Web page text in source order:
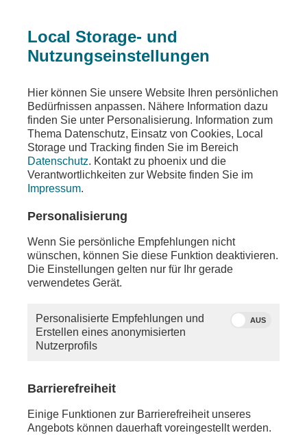
Report Globale Flucht
Klimawandel und Flucht
Der Report Globale Flucht 2026 wird am Montag,
(Universität Erlangen-Nürnberg), Franck Düvell
(BICC - Bonn International Centre for Conflict
Studie) vorgestellt. Der Report Globale Flucht
wird jährlich veröffentlicht. Der Schwerpunkt des
diesjährigen Reports ist das Wechselverhältnis
Local Storage- und
Nutzungseinstellungen
Hier können Sie unsere Website Ihren persönlichen
Bedürfnissen anpassen. Nähere Information dazu
finden Sie unter Personalisierung. Information zum
Thema Datenschutz, Einsatz von Cookies, Local
Storage und Tracking finden Sie im Bereich
Datenschutz. Kontakt zu phoenix und die
Verantwortlichkeiten zur Website finden Sie im
Impressum.
Personalisierung
Wenn Sie persönliche Empfehlungen nicht
wünschen, können Sie diese Funktion deaktivieren.
Die Einstellungen gelten nur für Ihr gerade
verwendetes Gerät.
Personalisierte Empfehlungen und
Erstellen eines anonymisierten
Nutzerprofils
AUS
Barrierefreiheit
Einige Funktionen zur Barrierefreiheit unseres
Angebots können dauerhaft voreingestellt werden.